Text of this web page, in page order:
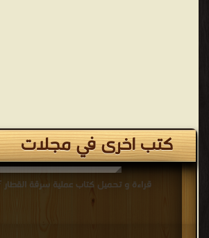
كتب اخرى في مجلات
قراءة و تحميل كتاب عملية سرقة القطار PDF مجانا